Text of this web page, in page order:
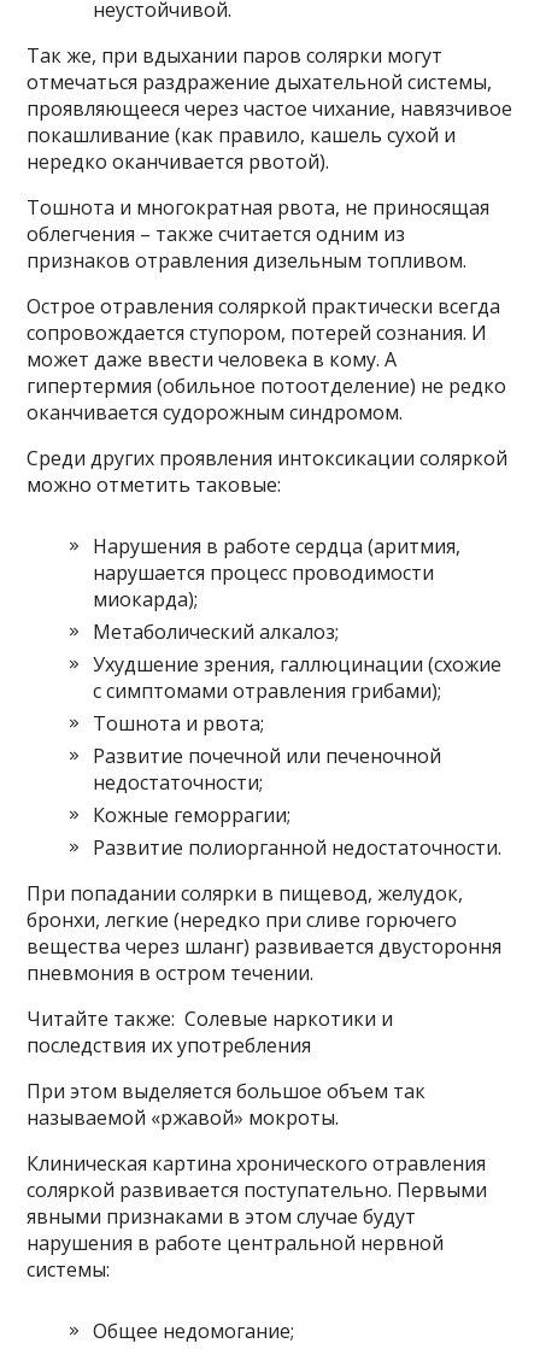
неустойчивой.
Так же, при вдыхании паров солярки могут
отмечаться раздражение дыхательной системы,
проявляющееся через частое чихание, навязчивое
покашливание (как правило, кашель сухой и
нередко оканчивается рвотой).
Тошнота и многократная рвота, не приносящая
облегчения – также считается одним из
признаков отравления дизельным топливом.
Острое отравления соляркой практически всегда
сопровождается ступором, потерей сознания. И
может даже ввести человека в кому. А
гипертермия (обильное потоотделение) не редко
оканчивается судорожным синдромом.
Среди других проявления интоксикации соляркой
можно отметить таковые:
Нарушения в работе сердца (аритмия,
нарушается процесс проводимости
миокарда);
Метаболический алкалоз;
Ухудшение зрения, галлюцинации (схожие
с симптомами отравления грибами);
Тошнота и рвота;
Развитие почечной или печеночной
недостаточности;
Кожные геморрагии;
Развитие полиорганной недостаточности.
При попадании солярки в пищевод, желудок,
бронхи, легкие (нередко при сливе горючего
вещества через шланг) развивается двустороння
пневмония в остром течении.
Читайте также: Солевые наркотики и
последствия их употребления
При этом выделяется большое объем так
называемой «ржавой» мокроты.
Клиническая картина хронического отравления
соляркой развивается поступательно. Первыми
явными признаками в этом случае будут
нарушения в работе центральной нервной
системы:
Общее недомогание;